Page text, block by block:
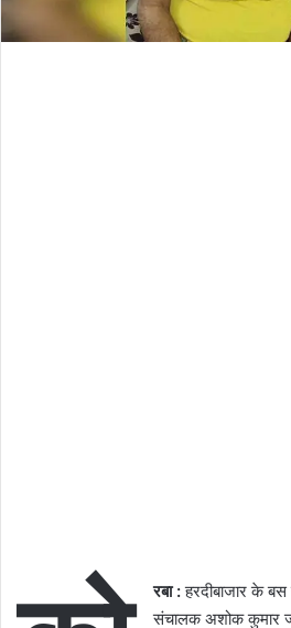
रबा :हरदीबाजार के
संचालक अशोक कुमार